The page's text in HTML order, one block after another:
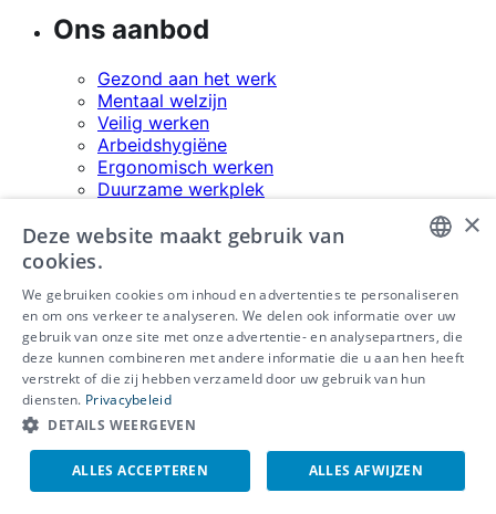
Ons aanbod
Gezond aan het werk
Mentaal welzijn
Veilig werken
Arbeidshygiëne
Ergonomisch werken
Duurzame werkplek
Over ons
Over ons
Contact
Voor pers
Nieuws
Events
IDEWE onderzoeksprojecten
Inspirerende ruimte huren?
Podcast
DUTCH
FRENCH
×
Deze website maakt gebruik van
cookies.
We gebruiken cookies om inhoud en advertenties te personaliseren
en om ons verkeer te analyseren. We delen ook informatie over uw
gebruik van onze site met onze advertentie- en analysepartners, die
deze kunnen combineren met andere informatie die u aan hen heeft
verstrekt of die zij hebben verzameld door uw gebruik van hun
diensten. Privacybeleid
DETAILS WEERGEVEN
ALLES ACCEPTEREN ALLES AFWIJZEN